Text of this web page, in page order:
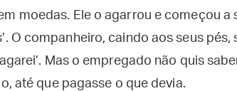
moedas. Ele o agarrou e começou a
O companheiro, caindo aos seus pés,
Mas o empregado não quis
até que pagasse o que devia.